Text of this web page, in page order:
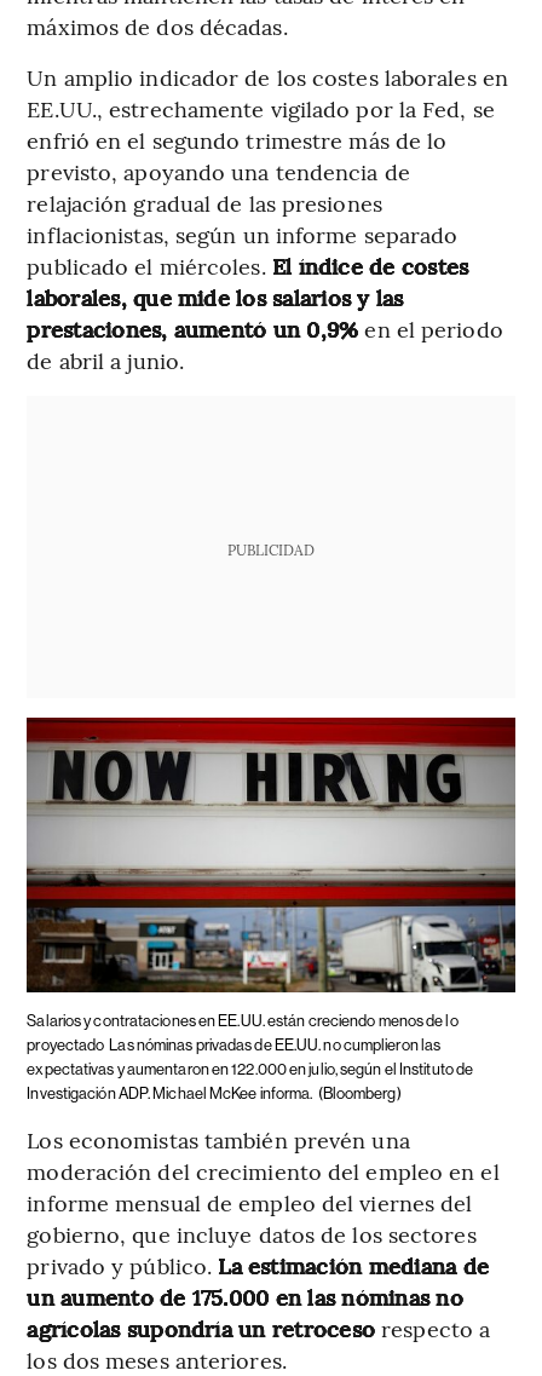
máximos de dos décadas.
Un amplio indicador de los costes laborales en
EE.UU., estrechamente vigilado por la Fed, se
enfrió en el segundo trimestre más de lo
previsto, apoyando una tendencia de
relajación gradual de las presiones
inflacionistas, según un informe separado
publicado el miércoles. El índice de costes
laborales, que mide los salarios y las
prestaciones, aumentó un 0,9% en el periodo
de abril a junio.
PUBLICIDAD
Salarios y contrataciones en EE.UU. están creciendo menos de lo
proyectado Las nóminas privadas de EE.UU. no cumplieron las
expectativas y aumentaron en 122.000 en julio, según el Instituto de
Investigación ADP. Michael McKee informa. (Bloomberg)
Los economistas también prevén una
moderación del crecimiento del empleo en el
informe mensual de empleo del viernes del
gobierno, que incluye datos de los sectores
privado y público. La estimación mediana de
un aumento de 175.000 en las nóminas no
agrícolas supondría un retroceso respecto a
los dos meses anteriores.